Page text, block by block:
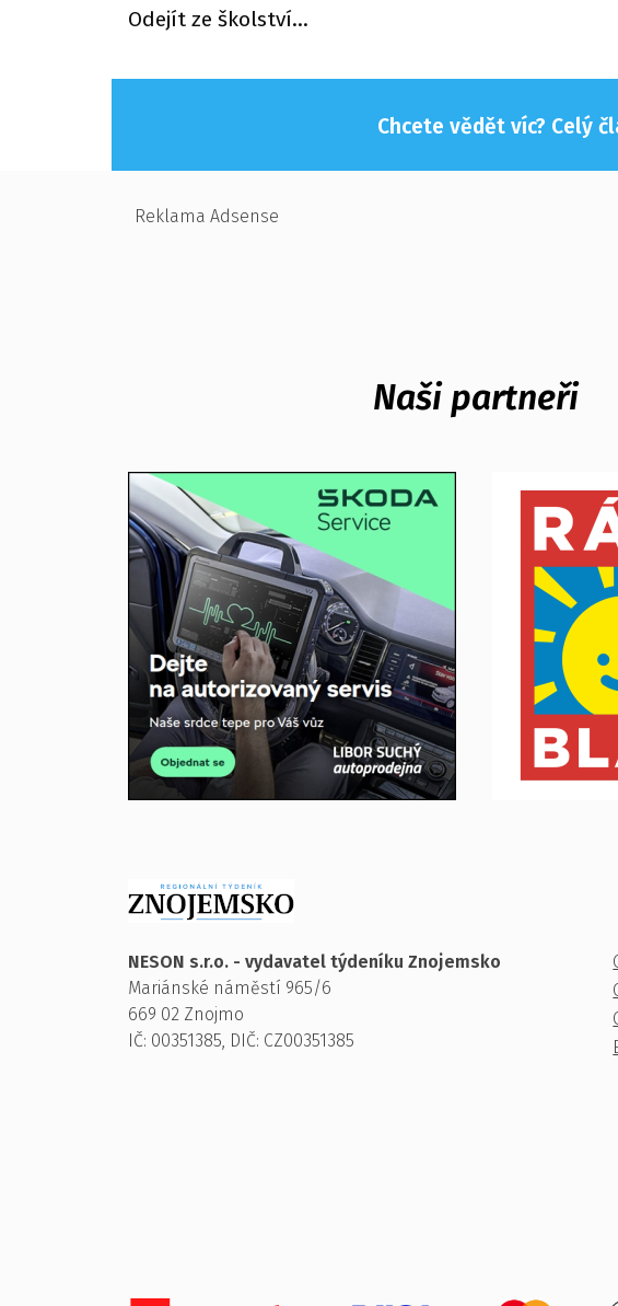
Odejít ze školství…
Chcete vědět víc? Celý
Reklama Adsense
Naši partneři
NESON s.r.o. - vydavatel týdeníku Znojemsko
Mariánské náměstí 965/6
669 02 Znojmo
IČ: 00351385, DIČ: CZ00351385